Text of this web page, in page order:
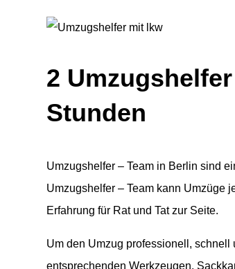
2
Stunden
Umzugshelfer – Team in Berlin sind
Umzugshelfer – Team kann Umzüge
Erfahrung für Rat und Tat zur Seite.
Um den Umzug professionell,
entsprechenden Werkzeugen,